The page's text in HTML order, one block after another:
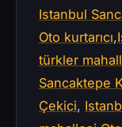
Istanbul
Oto kurtarıcı,
türkler
Sancaktepe
Çekici,